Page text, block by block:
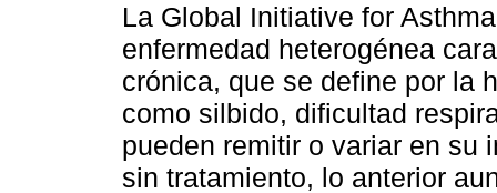
La Global Initiative for
enfermedad heterogénea
crónica, que se define por la
como silbido, dificultad
pueden remitir o variar en su
sin tratamiento, lo anterior